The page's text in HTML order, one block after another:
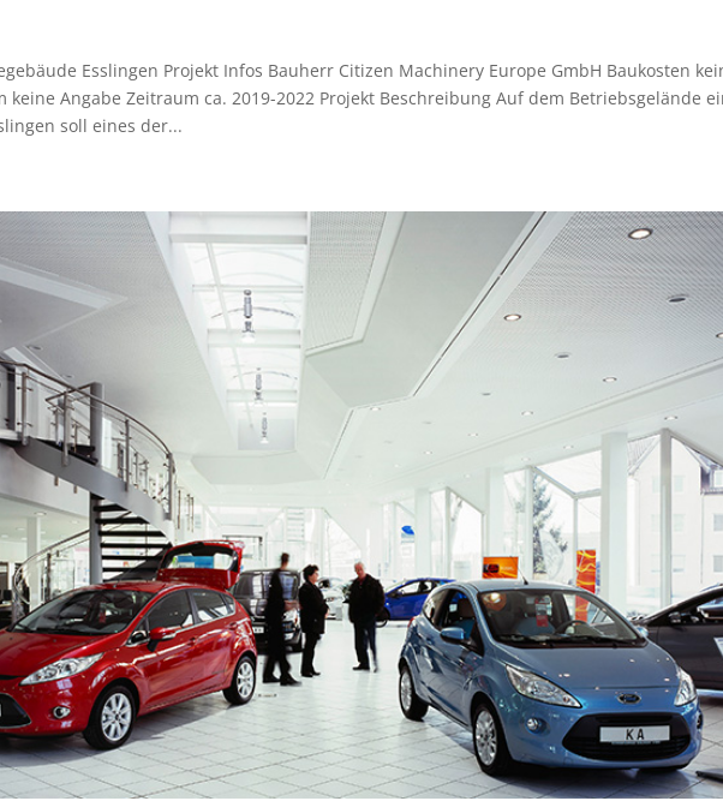
Esslingen Projekt Infos Bauherr Citizen Machinery Europe GmbH Baukosten
keine Angabe Zeitraum ca. 2019-2022 Projekt Beschreibung Auf dem Betriebsgelände
soll eines der...